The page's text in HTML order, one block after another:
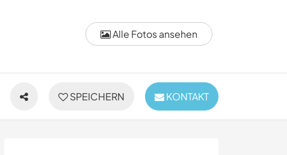
Alle Fotos ansehen
SPEICHERN KONTAKT